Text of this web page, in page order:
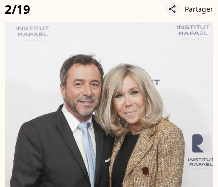
2/19 share Partager